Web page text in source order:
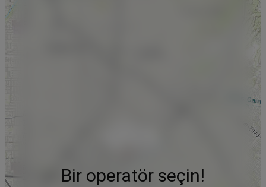
Bir operatör seçin!